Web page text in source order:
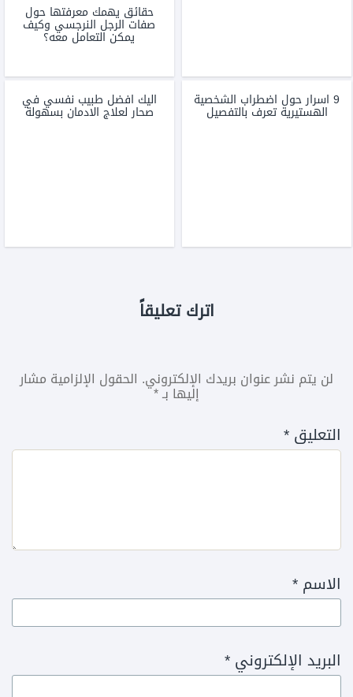
حقائق يهمك معرفتها حول
صفات الرجل النرجسي وكيف
يمكن التعامل معه؟
9 اسرار حول اضطراب الشخصية
الهستيرية تعرف بالتفصيل
اليك افضل طبيب نفسي في
صحار لعلاج الادمان بسهولة
اترك تعليقاً
لن يتم نشر عنوان بريدك الإلكتروني. الحقول الإلزامية مشار
إليها بـ*
التعليق*
الاسم*
البريد الإلكتروني*